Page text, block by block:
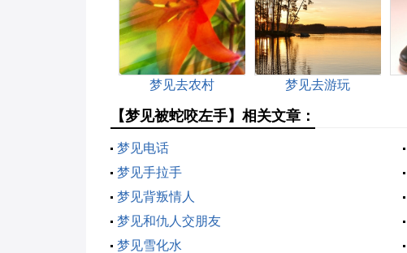
梦见去农村 梦见去游玩
【梦见被蛇咬左手】相关文章：
梦见电话
梦见手拉手
梦见背叛情人
梦见和仇人交朋友
梦见雪化水